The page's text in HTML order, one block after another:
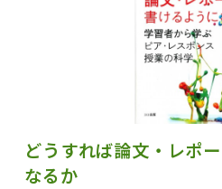
どうすれば論文・レポ
なるか